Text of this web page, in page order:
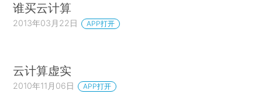
谁买云计算
2013年03月22日 APP打开
云计算虚实
2010年11月06日 APP打开